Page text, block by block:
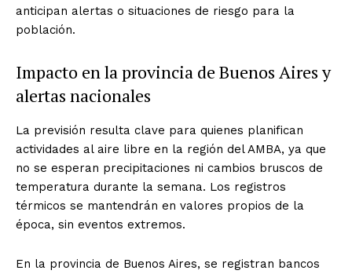
anticipan alertas o situaciones de riesgo para la
población.
Impacto en la provincia de Buenos Aires y
alertas nacionales
La previsión resulta clave para quienes planifican
actividades al aire libre en la región del AMBA, ya que
no se esperan precipitaciones ni cambios bruscos de
temperatura durante la semana. Los registros
térmicos se mantendrán en valores propios de la
época, sin eventos extremos.
En la provincia de Buenos Aires, se registran bancos